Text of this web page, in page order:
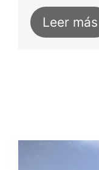
Leer más